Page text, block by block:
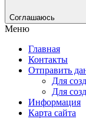
Соглашаюсь
Меню
Главная
Контакты
Отправить
Для
Для
Информация
Карта сайта